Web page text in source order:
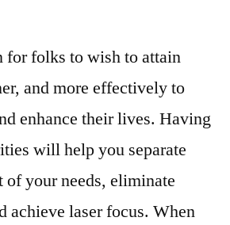
for folks to wish to attain
and more effectively to
enhance their lives. Having
will help you separate
of your needs, eliminate
achieve laser focus. When